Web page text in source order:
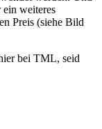
weiteres
Preis (siehe Bild
bei TML, seid